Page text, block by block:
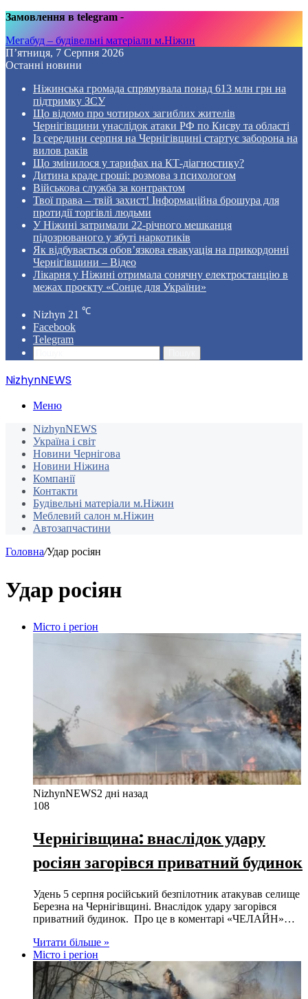
Замовлення в telegram -
Мегабуд – будівельні матеріали м.Ніжин
П’ятниця, 7 Серпня 2026
Останні новини
Ніжинська громада спрямувала понад 613 млн грн на
підтримку ЗСУ
Що відомо про чотирьох загиблих жителів
Чернігівщини унаслідок атаки РФ по Києву та області
Із середини серпня на Чернігівщині стартує заборона на
вилов раків
Що змінилося у тарифах на КТ-діагностику?
Дитина краде гроші: розмова з психологом
Військова служба за контрактом
Твої права – твій захист! Інформаційна брошура для
протидії торгівлі людьми
У Ніжині затримали 22-річного мешканця
підозрюваного у збуті наркотиків
Як відбувається обов’язкова евакуація на прикордонні
Чернігівщини – Відео
Лікарня у Ніжині отримала сонячну електростанцію в
межах проєкту «Сонце для України»
Nizhyn 21 ℃
Facebook
Telegram
NizhynNEWS
Меню
NizhynNEWS
Україна і світ
Новини Чернігова
Новини Ніжина
Компанії
Контакти
Будівельні матеріали м.Ніжин
Меблевий салон м.Ніжин
Автозапчастини
Головна/Удар росіян
Удар росіян
Місто і регіон
NizhynNEWS2 дні назад
108
Чернігівщина: внаслідок удару
росіян загорівся приватний будинок
Удень 5 серпня російський безпілотник атакував селище
Березна на Чернігівщині. Внаслідок удару загорівся
приватний будинок. Про це в коментарі «ЧЕЛАЙН»…
Читати більше »
Місто і регіон